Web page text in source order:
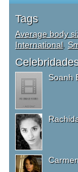
Tags
Average body
International,
Soanh